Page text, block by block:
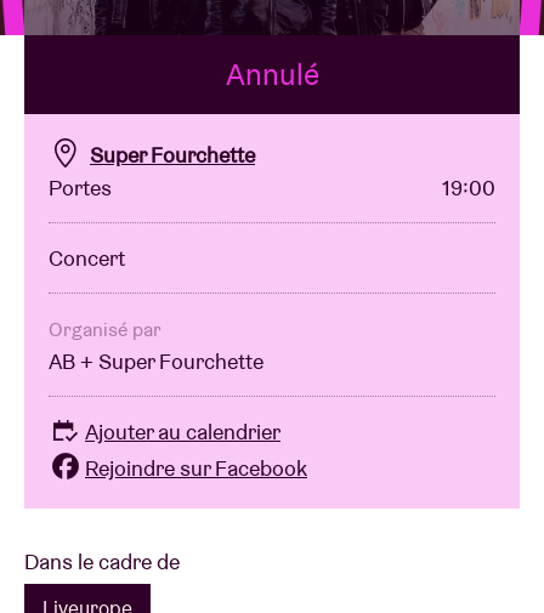
Location de salles
BRDCST
ABtv
Chèque-concert
À propos de l'AB
Contact
Dans le cadre de
Annulé
Super Fourchette
Portes
19:00
Concert
Organisé par
AB + Super Fourchette
Ajouter au calendrier
Rejoindre sur Facebook